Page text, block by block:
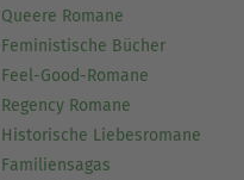
Queere Romane
Feministische Bücher
Feel-Good-Romane
Regency Romane
Historische Liebesromane
Familiensagas